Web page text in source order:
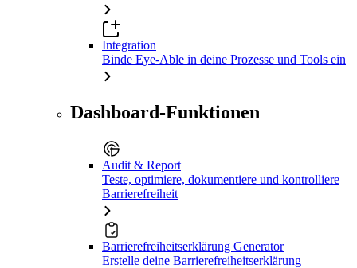
Integration
Binde Eye-Able in deine Prozesse und Tools ein
Dashboard-Funktionen
Audit & Report
Teste, optimiere, dokumentiere und kontrolliere
Barrierefreiheit
Barrierefreiheitserklärung Generator
Erstelle deine Barrierefreiheitserklärung